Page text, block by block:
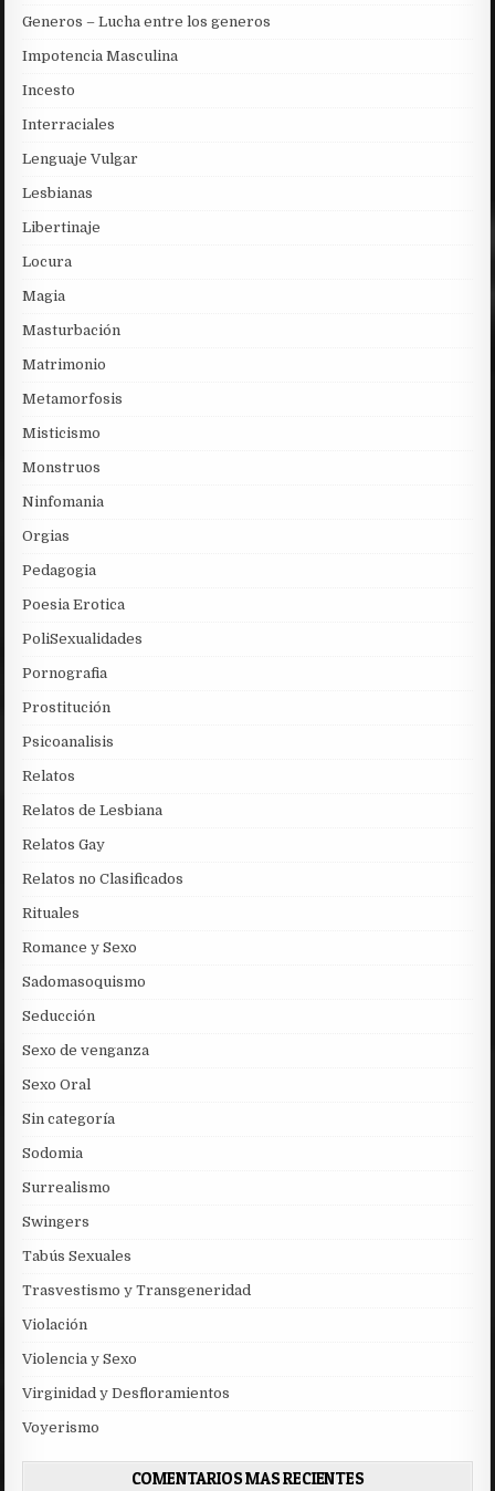
Generos – Lucha entre los generos
Impotencia Masculina
Incesto
Interraciales
Lenguaje Vulgar
Lesbianas
Libertinaje
Locura
Magia
Masturbación
Matrimonio
Metamorfosis
Misticismo
Monstruos
Ninfomania
Orgias
Pedagogia
Poesia Erotica
PoliSexualidades
Pornografia
Prostitución
Psicoanalisis
Relatos
Relatos de Lesbiana
Relatos Gay
Relatos no Clasificados
Rituales
Romance y Sexo
Sadomasoquismo
Seducción
Sexo de venganza
Sexo Oral
Sin categoría
Sodomia
Surrealismo
Swingers
Tabús Sexuales
Trasvestismo y Transgeneridad
Violación
Violencia y Sexo
Virginidad y Desfloramientos
Voyerismo
COMENTARIOS MAS RECIENTES